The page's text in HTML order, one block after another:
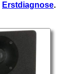
Erstdiagnose.